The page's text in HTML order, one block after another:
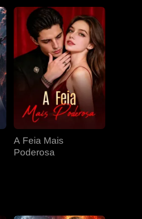
EP 34 EP 35 EP 36
EP 37 EP 38 EP 39
A Feia Mais
Poderosa